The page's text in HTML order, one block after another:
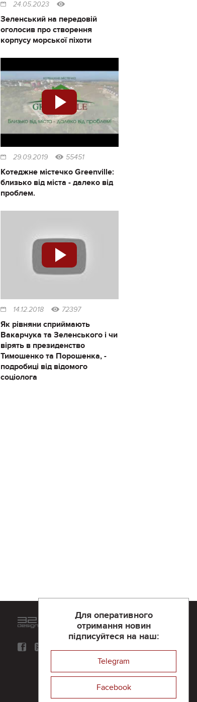
24.05.2023
Зеленський на передовій
оголосив про створення
корпусу морської піхоти
29.09.2019 55451
Котеджне містечко Greenville:
близько від міста - далеко від
проблем.
14.12.2018 72397
Як рівняни сприймають
Вакарчука та Зеленського і чи
вірять в президенство
Тимошенко та Порошенка, -
подробиці від відомого
соціолога
Для оперативного
отримання новин
підписуйтеся на наш:
Telegram
Facebook
Розроблений та підтримується
компанії 32х32